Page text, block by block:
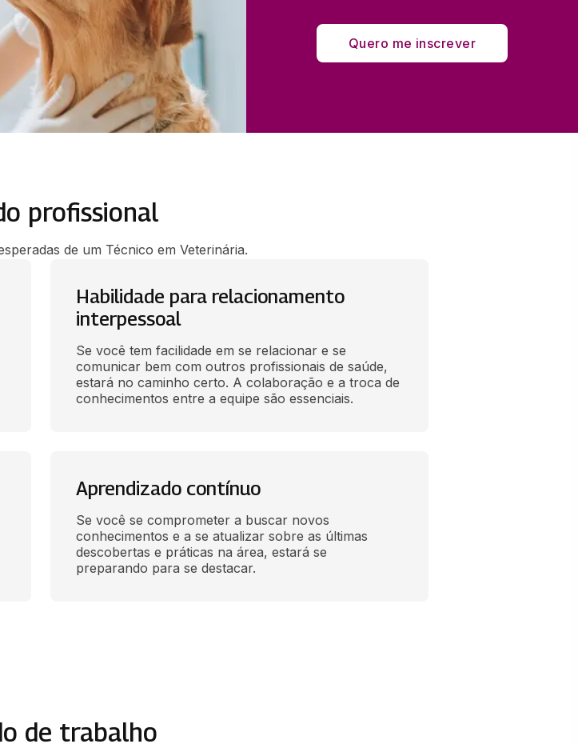
Quero me inscrever
profissional
de um Técnico em Veterinária.
Habilidade para relacionamento
interpessoal
Se você tem facilidade em se relacionar e se
comunicar bem com outros profissionais de saúde,
estará no caminho certo. A colaboração e a troca de
conhecimentos entre a equipe são essenciais.
Aprendizado contínuo
Se você se comprometer a buscar novos
conhecimentos e a se atualizar sobre as últimas
descobertas e práticas na área, estará se
preparando para se destacar.
de trabalho